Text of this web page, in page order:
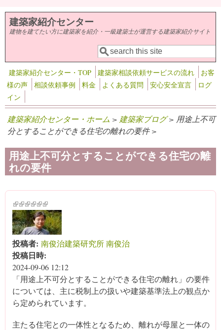
メインコンテンツに移動
建築家紹介センター
建物を建てたい方に建築家を紹介・一級建築士が運営する建築家紹介サイト
検索フォーム
検索
建築家紹介センター・TOP 建築家相談依頼サービスの流れ
お客
様の声
相談依頼事例 料金 よくある質問 安心安全宣言
ログ
イン
建築家紹介センター・ホーム > 建築家ブログ> 用途上不可
分とすることができる住宅の離れの要件 >
用途上不可分とすることができる住宅の離
れの要件
(link is external)
(link is external)
(link is external)
(link is external)
(link is external)
(link is external)
投稿者: 南俊治建築研究所 南俊治
投稿日時:
2024-09-06 12:12
「用途上不可分とすることができる住宅の離れ」の要件
については、主に税制上の扱いや建築基準法上の観点か
ら定められています。
主たる住宅との一体性となるため、離れが母屋と一体の